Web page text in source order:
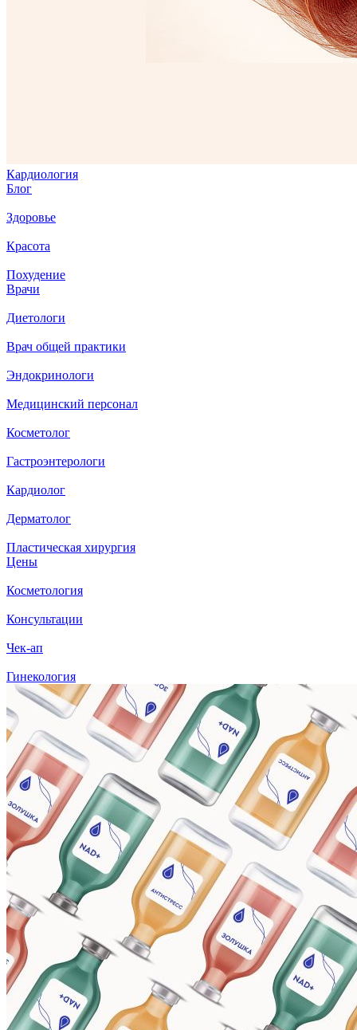
Кардиология
Блог
Здоровье
Красота
Похудение
Врачи
Диетологи
Врач общей практики
Эндокринологи
Медицинский персонал
Косметолог
Гастроэнтерологи
Кардиолог
Дерматолог
Пластическая хирургия
Цены
Косметология
Консультации
Чек-ап
Гинекология